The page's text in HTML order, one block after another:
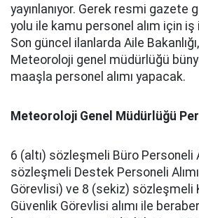
yayınlanıyor. Gerek resmi gazete
yolu ile kamu personel alım için iş
Son güncel ilanlarda Aile
Meteoroloji genel müdürlüğü
maaşla personel alımı yapacak.
Meteoroloji Genel Müdürlüğü
6 (altı) sözleşmeli Büro Personeli
sözleşmeli Destek Personeli
Görevlisi) ve 8 (sekiz) sözleşmeli
Güvenlik Görevlisi alımı ile